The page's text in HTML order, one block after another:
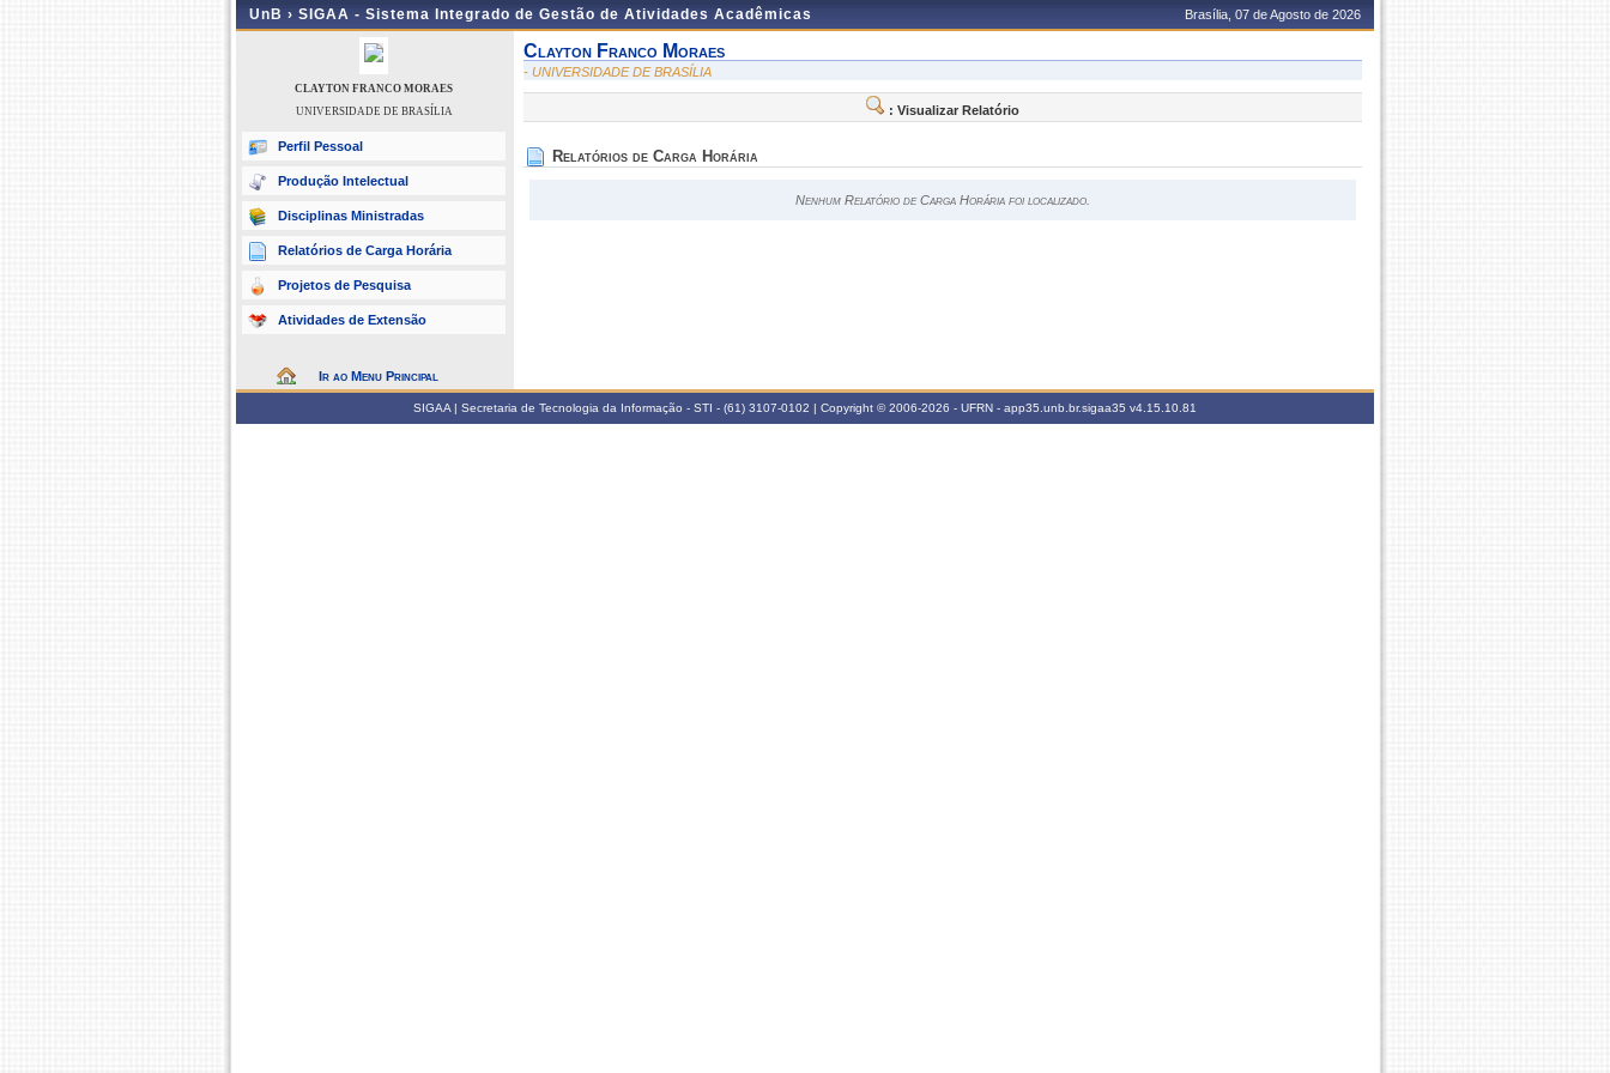
UnB › SIGAA - Sistema Integrado de Gestão de Atividades Acadêmicas Brasília, 07 de Agosto de 2026
CLAYTON FRANCO MORAES
UNIVERSIDADE DE BRASÍLIA
Perfil Pessoal
Produção Intelectual
Disciplinas Ministradas
Relatórios de Carga Horária
Projetos de Pesquisa
Atividades de Extensão
Ir ao Menu Principal
Clayton Franco Moraes
- UNIVERSIDADE DE BRASÍLIA
: Visualizar Relatório
Relatórios de Carga Horária
Nenhum Relatório de Carga Horária foi localizado.
SIGAA | Secretaria de Tecnologia da Informação - STI - (61) 3107-0102 | Copyright © 2006-2026 - UFRN - app35.unb.br.sigaa35 v4.15.10.81